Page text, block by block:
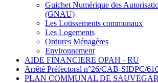
Guichet Numérique des
(GNAU)
Les Lotissements communaux
Les Logements
Ordures Ménagères
Environnement
AIDE FINANCIERE OPAH - RU
Arrêté Préfectoral n°26/CAB-SIDPC/
PLAN COMMUNAL DE